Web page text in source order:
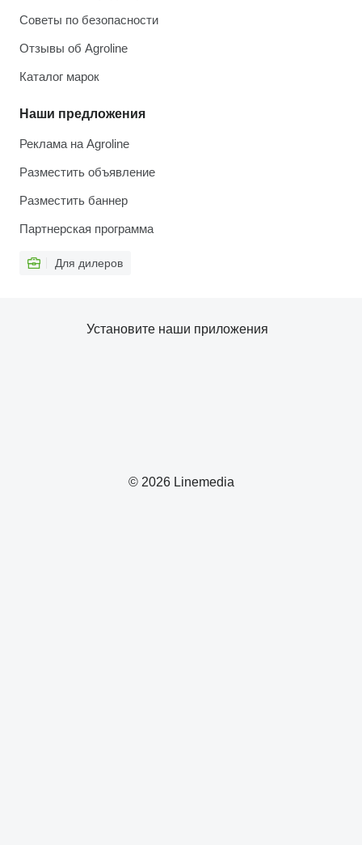
Советы по безопасности
Отзывы об Agroline
Каталог марок
Наши предложения
Реклама на Agroline
Разместить объявление
Разместить баннер
Партнерская программа
Для дилеров
© 2026 Linemedia
Установите наши приложения